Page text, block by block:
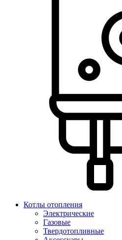
Котлы отопления
Электрические
Газовые
Твердотопливные